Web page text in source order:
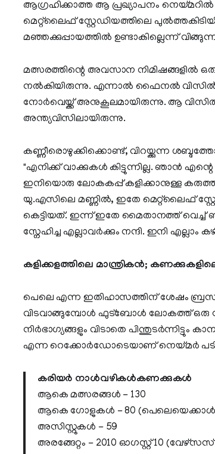
ആഗ്രഹിക്കാത്ത ആ പ്രഖ്യാപനം നെയ്മറിൽ
മെറ്റ്‌ലൈഫ് സ്റ്റേഡിയത്തിലെ
മഞ്ഞക്കുപ്പായത്തിൽ ഉണ്ടാകില്ലെന്ന്
മത്സരത്തിന്റെ അവസാന നിമിഷങ്ങളിൽ
നൽകിയിരുന്നു. എന്നാൽ ഫൈനൽ
നോർവെയ്ക്ക് അനുകൂലമായിരുന്നു. ആ
അന്ത്യവിസിലായിരുന്നു.
കണ്ണീരൊഴുക്കിക്കൊണ്ട്, വിറയ്ക്കുന്ന
"എനിക്ക് വാക്കുകൾ കിട്ടുന്നില്ല. ഞാൻ
ഇനിയൊരു ലോകകപ്പ് കളിക്കാനുള്ള കരുത്ത്
യു.എസിലെ മണ്ണിൽ, ഇതേ മെറ്റ്‌ലൈഫ്
കെട്ടിയത്. ഇന്ന് ഇതേ മൈതാനത്ത്
സ്നേഹിച്ച എല്ലാവർക്കും നന്ദി. ഇനി എല്ലാം
കളിക്കളത്തിലെ മാന്ത്രികൻ;
പെലെ എന്ന ഇതിഹാസത്തിന് ശേഷം
വിടവാങ്ങുമ്പോൾ ഫുട്ബോൾ ലോകത്ത് ഒരു
നിർഭാഗ്യങ്ങളും വിടാതെ പിന്തുടർന്നിട്ടും
എന്ന റെക്കോർഡോടെയാണ് നെയ്മർ
കരിയർ നാൾവഴികൾകണക്കുകൾ
ആകെ മത്സരങ്ങൾ - 130
ആകെ ഗോളുകൾ - 80
അസിസ്റ്റുകൾ - 59
അരങ്ങേറ്റം - 2010 ഓഗസ്റ്റ് 10